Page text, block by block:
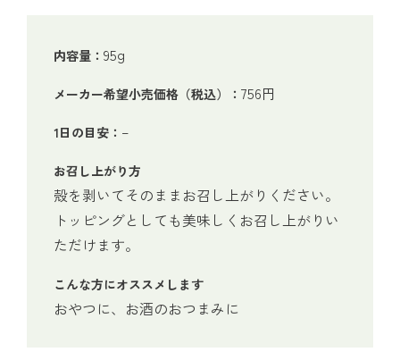
内容量： 95g
メーカー希望小売価格（税込）： 756円
1日の目安： –
お召し上がり方
殻を剥いてそのままお召し上がりください。
トッピングとしても美味しくお召し上がりい
ただけます。
こんな方にオススメします
おやつに、お酒のおつまみに